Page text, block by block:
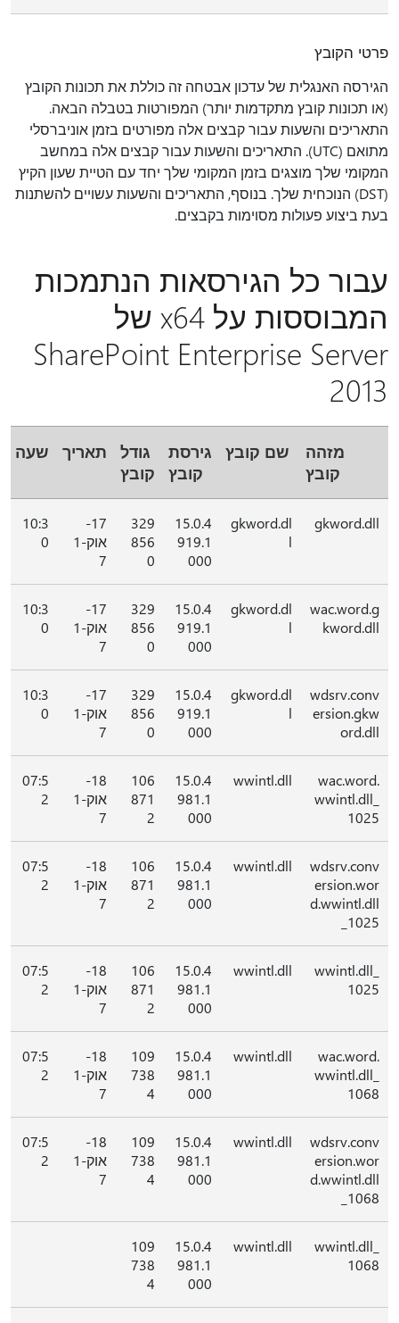
פרטי הקובץ
הגירסה האנגלית של עדכון אבטחה זה כוללת את תכונות הקובץ
(או תכונות קובץ מתקדמות יותר) המפורטות בטבלה הבאה.
התאריכים והשעות עבור קבצים אלה מפורטים בזמן אוניברסלי
מתואם (UTC). התאריכים והשעות עבור קבצים אלה במחשב
המקומי שלך מוצגים בזמן המקומי שלך יחד עם הטיית שעון הקיץ
(DST) הנוכחית שלך. בנוסף, התאריכים והשעות עשויים להשתנות
בעת ביצוע פעולות מסוימות בקבצים.
עבור כל הגירסאות הנתמכות
המבוססות על x64 של
SharePoint Enterprise Server
2013
מזהה
קובץ
שם קובץ
גירסת
קובץ
גודל
קובץ
תאריך שעה
gkword.dll
gkword.dl
l
15.0.4
919.1
000
329
856
0
17-
אוק-1
7
10:3
0
wac.word.g
kword.dll
gkword.dl
l
15.0.4
919.1
000
329
856
0
17-
אוק-1
7
10:3
0
wdsrv.conv
ersion.gkw
ord.dll
gkword.dl
l
15.0.4
919.1
000
329
856
0
17-
אוק-1
7
10:3
0
wac.word.
wwintl.dll_
1025
wwintl.dll
15.0.4
981.1
000
106
871
2
18-
אוק-1
7
07:5
2
wdsrv.conv
ersion.wor
d.wwintl.dll
_1025
wwintl.dll
15.0.4
981.1
000
106
871
2
18-
אוק-1
7
07:5
2
wwintl.dll_
1025
wwintl.dll
15.0.4
981.1
000
106
871
2
18-
אוק-1
7
07:5
2
wac.word.
wwintl.dll_
1068
wwintl.dll
15.0.4
981.1
000
109
738
4
18-
אוק-1
7
07:5
2
wdsrv.conv
ersion.wor
d.wwintl.dll
_1068
wwintl.dll
15.0.4
981.1
000
109
738
4
18-
אוק-1
7
07:5
2
wwintl.dll_
1068
wwintl.dll
15.0.4
981.1
000
109
738
4